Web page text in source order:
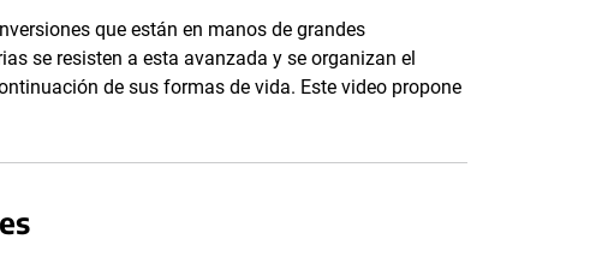
que están en manos de grandes
se resisten a esta avanzada y se organizan el
de sus formas de vida. Este video propone